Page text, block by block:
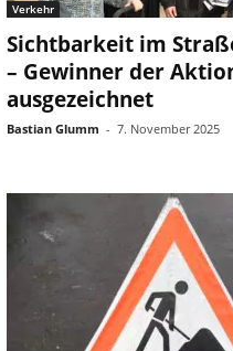
Verkehr
Sichtbarkeit im
– Gewinner der
ausgezeichnet
Bastian Glumm - 7. November 2025